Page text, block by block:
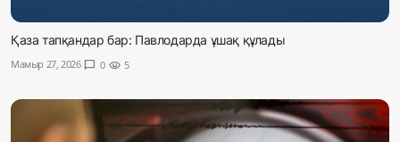
Қаза тапқандар бар: Павлодарда ұшақ құлады
Мамыр 27, 2026 chat_bubble 0 visibility 5